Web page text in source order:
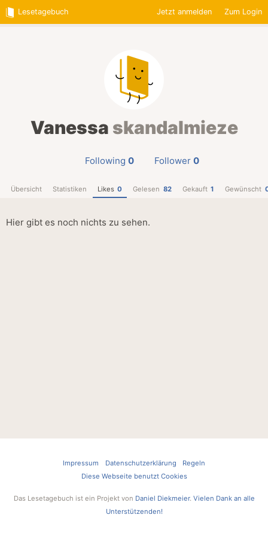
Lesetagebuch Jetzt anmelden Zum Login
Vanessa skandalmieze
Following 0 Follower 0
Übersicht Statistiken Likes 0 Gelesen 82 Gekauft 1 Gewünscht
Hier gibt es noch nichts zu sehen.
Impressum Datenschutzerklärung
Regeln
Diese Webseite benutzt Cookies
Das Lesetagebuch ist ein Projekt von Daniel Diekmeier. Vielen Dank an alle
Unterstützenden!